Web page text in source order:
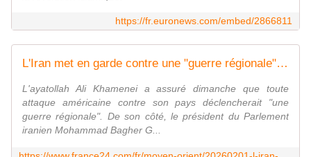
https://fr.euronews.com/embed/2866811
L'Iran met en garde contre une "guerre régionale" et qualifie les armées de l'UE de "terroristes"
L'ayatollah Ali Khamenei a assuré dimanche que toute
attaque américaine contre son pays déclencherait "une
guerre régionale". De son côté, le président du Parlement
iranien Mohammad Bagher G...